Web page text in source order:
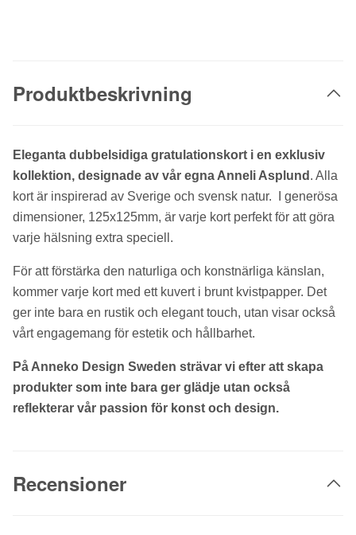
Produktbeskrivning
Eleganta dubbelsidiga gratulationskort i en exklusiv
kollektion, designade av vår egna Anneli Asplund . Alla
kort är inspirerad av Sverige och svensk natur. I generösa
dimensioner, 125x125mm, är varje kort perfekt för att göra
varje hälsning extra speciell.
För att förstärka den naturliga och konstnärliga känslan,
kommer varje kort med ett kuvert i brunt kvistpapper. Det
ger inte bara en rustik och elegant touch, utan visar också
vårt engagemang för estetik och hållbarhet.
På Anneko Design Sweden strävar vi efter att skapa
produkter som inte bara ger glädje utan också
reflekterar vår passion för konst och design.
Recensioner